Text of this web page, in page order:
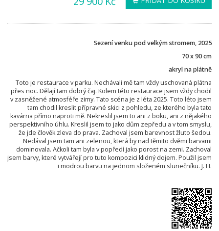
Sezení venku pod velkým stromem, 2025
70 x 90 cm
akryl na plátně
Toto je restaurace v parku. Nechávali mě tam vždy uschovaná plátna
přes noc. Dělají tam dobrý čaj. Kolem této restaurace jsem vždy chodil
v zasněžené atmosféře zimy. Tato scéna je z léta 2025. Toto léto jsem
tam chodil kreslit přípravné skici z pohledu, ze kterého byla tato
kavárna přímo naproti mě. Nekreslil jsem to ani z boku, ani z nějakého
perspektivního úhlu. Kreslil jsem to jako dům zepředu a v tom smyslu,
že jde člověk zleva do prava. Zachoval jsem barevnost žluto šedou.
Nedával jsem tam ani zelenou, která by nad těmito dvěmi barvami
dominovala. Ačkoli tam byla v popředí jako porost na zemi. Zachoval
jsem barvy, které vytvářejí pro tuto kompozici klidný dojem. Použil jsem
i modrou barvu na jednom složeném slunečníku. J. H.